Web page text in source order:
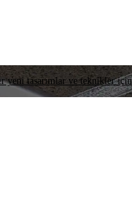
yeni tasarımlar ve teknikler